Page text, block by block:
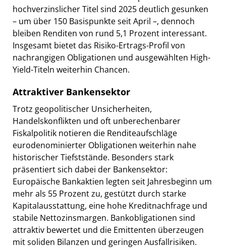
hochverzinslicher Titel sind 2025 deutlich gesunken
– um über 150 Basispunkte seit April –, dennoch
bleiben Renditen von rund 5,1 Prozent interessant.
Insgesamt bietet das Risiko-Ertrags-Profil von
nachrangigen Obligationen und ausgewählten High-
Yield-Titeln weiterhin Chancen.
Attraktiver Bankensektor
Trotz geopolitischer Unsicherheiten,
Handelskonflikten und oft unberechenbarer
Fiskalpolitik notieren die Renditeaufschläge
eurodenominierter Obligationen weiterhin nahe
historischer Tiefststände. Besonders stark
präsentiert sich dabei der Bankensektor:
Europäische Bankaktien legten seit Jahresbeginn um
mehr als 55 Prozent zu, gestützt durch starke
Kapitalausstattung, eine hohe Kreditnachfrage und
stabile Nettozinsmargen. Bankobligationen sind
attraktiv bewertet und die Emittenten überzeugen
mit soliden Bilanzen und geringen Ausfallrisiken.